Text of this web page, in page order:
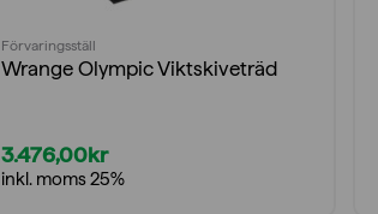
Förvaringsställ
Wrange Olympic Viktskiveträd
3.476,00kr
inkl. moms 25%